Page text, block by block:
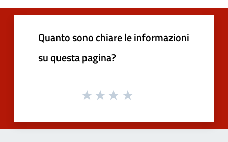
Quanto sono chiare le informazioni
su questa pagina?